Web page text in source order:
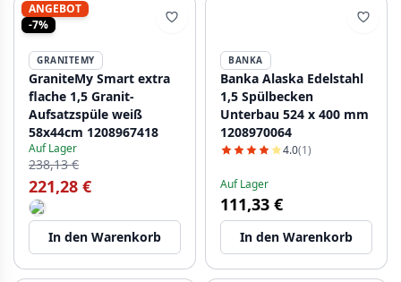
ANGEBOT
-7%
GRANITEMY
GraniteMy Smart extra
flache 1,5 Granit-
Aufsatzspüle weiß
58x44cm 1208967418
Auf Lager
238,13 €
221,28 €
In den Warenkorb
BANKA
Banka Alaska Edelstahl
1,5 Spülbecken
Unterbau 524 x 400 mm
1208970064
4.0(1)
Auf Lager
111,33 €
In den Warenkorb